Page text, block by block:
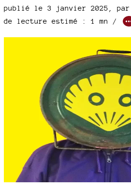
publié le 3 janvier 2025 par
de lecture estimé : 1 mn /